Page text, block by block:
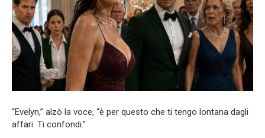
“Evelyn,” alzò la voce, “è per questo che ti tengo lontana dagli
affari. Ti confondi.”